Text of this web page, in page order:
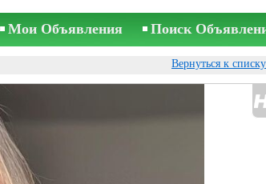
Мои Объявления Поиск
Вернуться к